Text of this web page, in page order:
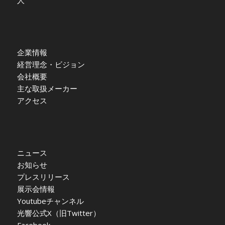
企業情報
経営理念・ビジョン
会社概要
主な取扱メーカー
アクセス
ニュース
お知らせ
プレスリリース
展示会情報
Youtubeチャンネル
光響公式X（旧Twitter）